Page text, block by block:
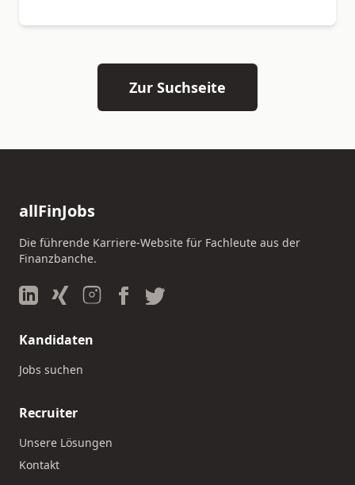
Zur Suchseite
allFinJobs
Die führende Karriere-Website für Fachleute aus der
Finanzbanche.
Kandidaten
Jobs suchen
Recruiter
Unsere Lösungen
Kontakt